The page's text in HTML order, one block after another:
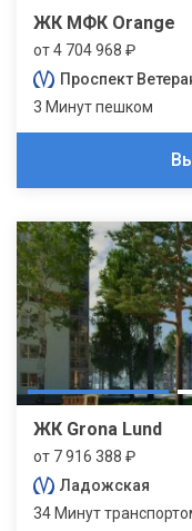
ЖК МФК Orange
от 4 704 968 ₽
Проспект
3 Минут пешком
ЖК Grona Lund
от 7 916 388 ₽
Ладожская
34 Минут